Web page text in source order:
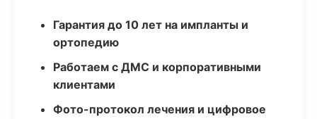
Гарантия до 10 лет на импланты и
ортопедию
Работаем с ДМС и корпоративными
клиентами
Фото-протокол лечения и цифровое